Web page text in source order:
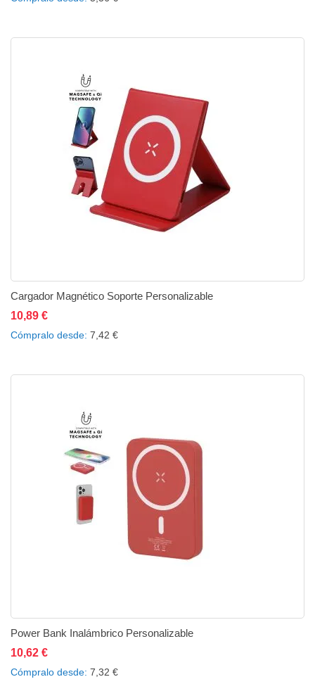
Cargador Magnético Soporte Personalizable
10,89 €
Cómpralo desde 7,42 €
Power Bank Inalámbrico Personalizable
10,62 €
Cómpralo desde 7,32 €